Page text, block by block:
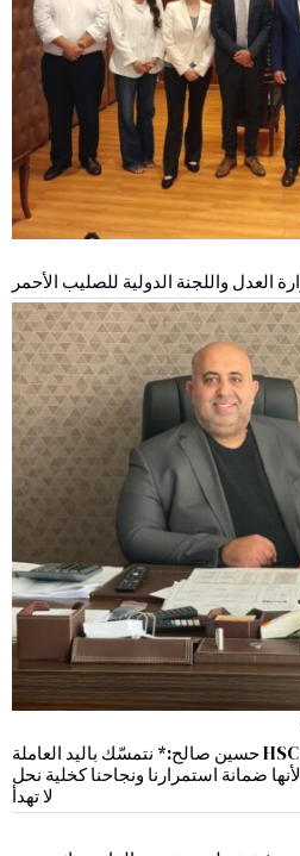
العدل واللجنة الدولية للصليب الأحمر
رئيس مجلس إدارة شركة HSC حسين صالح:* نتمسّك باليد العاملة
ضمانة استمرارنا ونجاحنا كخلية نحل
لا تهدأ